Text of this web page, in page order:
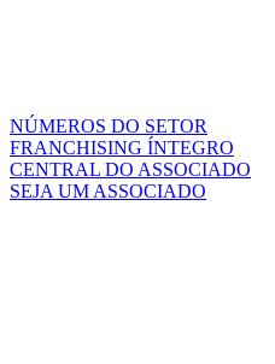
NÚMEROS DO SETOR
FRANCHISING ÍNTEGRO
CENTRAL DO ASSOCIADO
SEJA UM ASSOCIADO